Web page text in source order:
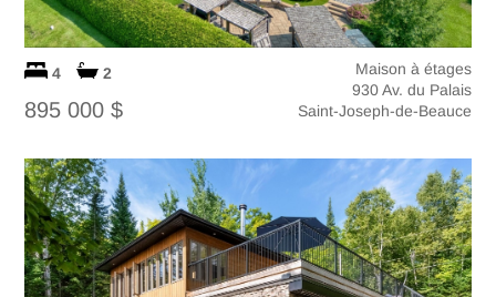
4 2
895 000 $
Maison à étages
930 Av. du Palais
Saint-Joseph-de-Beauce